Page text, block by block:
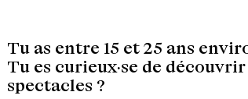
Tu as entre 15 et 25 ans
Tu es curieux·se de
spectacles ?